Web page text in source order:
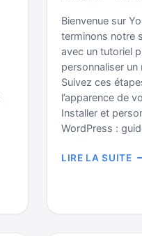
Bienvenue sur
terminons notre
avec un tutoriel
personnaliser
Suivez ces
l’apparence de
Installer et
WordPress :
LIRE LA SUITE